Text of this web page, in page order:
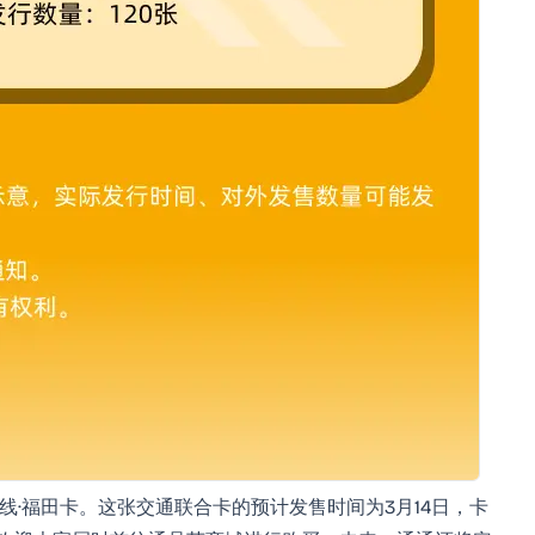
福田卡。这张交通联合卡的预计发售时间为3月14日，卡